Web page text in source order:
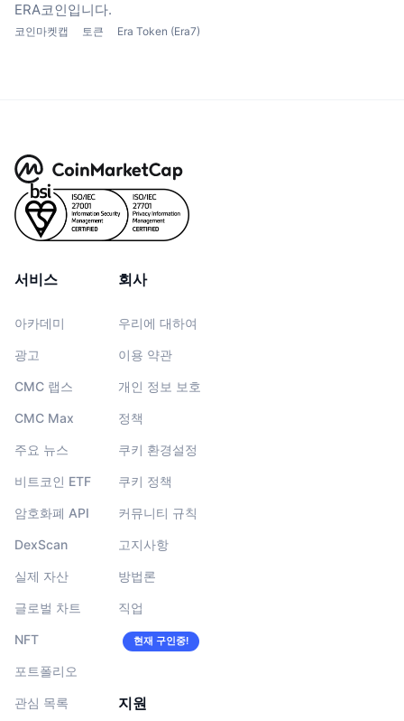
ERA코인입니다.
코인마켓캡 토큰 Era Token (Era7)
서비스
아카데미
광고
CMC 랩스
CMC Max
주요 뉴스
비트코인 ETF
암호화폐 API
DexScan
실제 자산
글로벌 차트
NFT
포트폴리오
관심 목록
회사
우리에 대하여
이용 약관
개인 정보 보호
정책
쿠키 환경설정
쿠키 정책
커뮤니티 규칙
고지사항
방법론
직업
현재 구인중!
지원